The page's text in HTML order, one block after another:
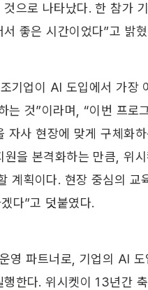
으로 나타났다. 한 참가
좋은 시간이었다”고 밝
기업이 AI 도입에서 가장
는 것”이라며, “이번 프로
자사 현장에 맞게 구체화
을 본격화하는 만큼, 위
계획이다. 현장 중심의
다”고 덧붙였다.
영 파트너로, 기업의 AI
한다. 위시켓이 13년간